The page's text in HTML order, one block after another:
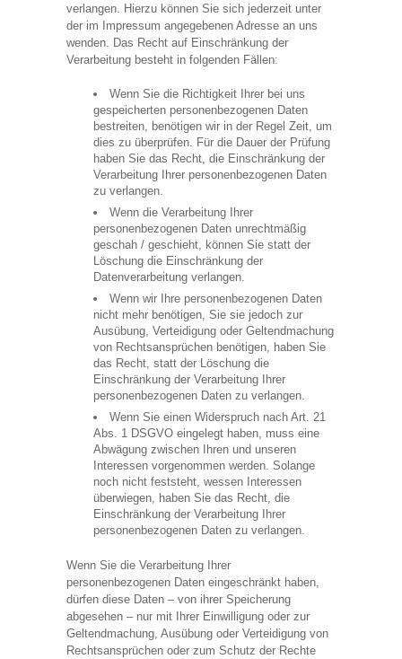
verlangen. Hierzu können Sie sich jederzeit unter
der im Impressum angegebenen Adresse an uns
wenden. Das Recht auf Einschränkung der
Verarbeitung besteht in folgenden Fällen:
Wenn Sie die Richtigkeit Ihrer bei uns
gespeicherten personenbezogenen Daten
bestreiten, benötigen wir in der Regel Zeit, um
dies zu überprüfen. Für die Dauer der Prüfung
haben Sie das Recht, die Einschränkung der
Verarbeitung Ihrer personenbezogenen Daten
zu verlangen.
Wenn die Verarbeitung Ihrer
personenbezogenen Daten unrechtmäßig
geschah / geschieht, können Sie statt der
Löschung die Einschränkung der
Datenverarbeitung verlangen.
Wenn wir Ihre personenbezogenen Daten
nicht mehr benötigen, Sie sie jedoch zur
Ausübung, Verteidigung oder Geltendmachung
von Rechtsansprüchen benötigen, haben Sie
das Recht, statt der Löschung die
Einschränkung der Verarbeitung Ihrer
personenbezogenen Daten zu verlangen.
Wenn Sie einen Widerspruch nach Art. 21
Abs. 1 DSGVO eingelegt haben, muss eine
Abwägung zwischen Ihren und unseren
Interessen vorgenommen werden. Solange
noch nicht feststeht, wessen Interessen
überwiegen, haben Sie das Recht, die
Einschränkung der Verarbeitung Ihrer
personenbezogenen Daten zu verlangen.
Wenn Sie die Verarbeitung Ihrer
personenbezogenen Daten eingeschränkt haben,
dürfen diese Daten – von ihrer Speicherung
abgesehen – nur mit Ihrer Einwilligung oder zur
Geltendmachung, Ausübung oder Verteidigung von
Rechtsansprüchen oder zum Schutz der Rechte